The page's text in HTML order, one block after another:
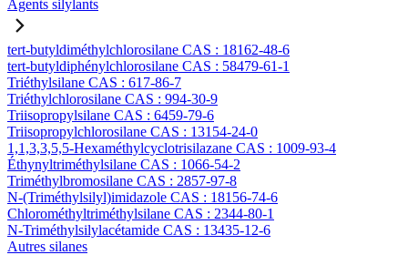
Agents silylants
tert-butyldiméthylchlorosilane CAS : 18162-48-6
tert-butyldiphénylchlorosilane CAS : 58479-61-1
Triéthylsilane CAS : 617-86-7
Triéthylchlorosilane CAS : 994-30-9
Triisopropylsilane CAS : 6459-79-6
Triisopropylchlorosilane CAS : 13154-24-0
1,1,3,3,5,5-Hexaméthylcyclotrisilazane CAS : 1009-93-4
Éthynyltriméthylsilane CAS : 1066-54-2
Triméthylbromosilane CAS : 2857-97-8
N-(Triméthylsilyl)imidazole CAS : 18156-74-6
Chlorométhyltriméthylsilane CAS : 2344-80-1
N-Triméthylsilylacétamide CAS : 13435-12-6
Autres silanes